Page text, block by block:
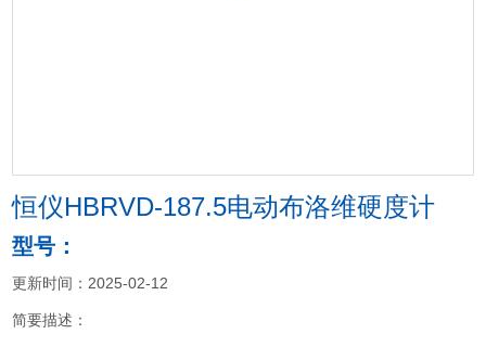
恒仪HBRVD-187.5电动布洛维硬度计
型号：
更新时间：2025-02-12
简要描述：